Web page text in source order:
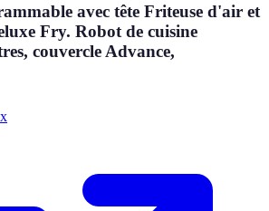
avec tête Friteuse d'air et
Fry. Robot de cuisine
couvercle Advance,